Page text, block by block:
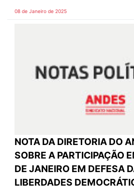
08 de Janeiro de 2025
NOTA DA DIRETORIA DO
SOBRE A PARTICIPAÇÃO
DE JANEIRO EM DEFESA
LIBERDADES